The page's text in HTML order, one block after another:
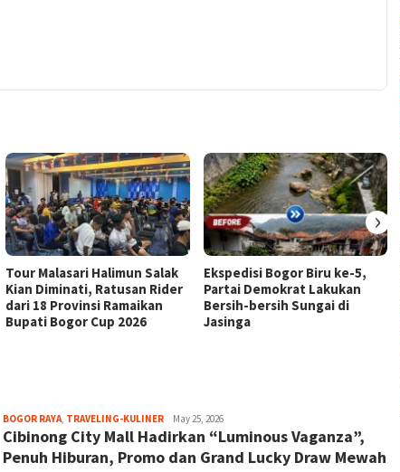
Tour Malasari Halimun Salak
Kian Diminati, Ratusan Rider
dari 18 Provinsi Ramaikan
Bupati Bogor Cup 2026
Ekspedisi Bogor Biru ke-5,
Partai Demokrat Lakukan
Bersih-bersih Sungai di
Jasinga
›
BOGOR RAYA, TRAVELING-KULINERAga
Alamanda
May 25, 2026
Cibinong City Mall Hadirkan “Luminous Vaganza”,
Penuh Hiburan, Promo dan Grand Lucky Draw Mewah